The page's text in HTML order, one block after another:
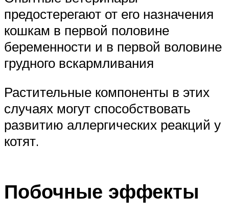
предостерегают от его назначения
кошкам в первой половине
беременности и в первой воловине
грудного вскармливания
Растительные компоненты в этих
случаях могут способствовать
развитию аллергических реакций у
котят.
Побочные эффекты